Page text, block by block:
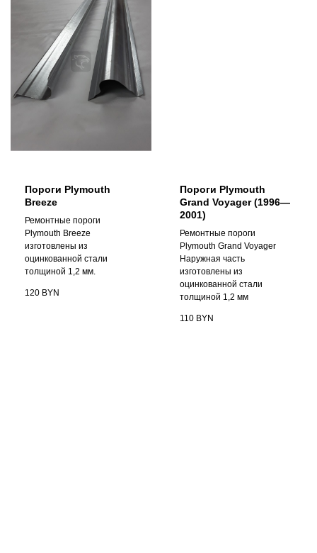
Пороги Plymouth
Breeze
Ремонтные пороги
Plymouth Breeze
изготовлены из
оцинкованной стали
толщиной 1,2 мм.
120 BYN
Пороги Plymouth
Grand Voyager (1996—
2001)
Ремонтные пороги
Plymouth Grand Voyager
Наружная часть
изготовлены из
оцинкованной стали
толщиной 1,2 мм
110 BYN